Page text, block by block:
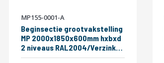
MP155-0001-A
Beginsectie grootvakstelling
MP 2000x1850x600mm hxbxd
2 niveaus RAL2004/Verzinkt
400kg